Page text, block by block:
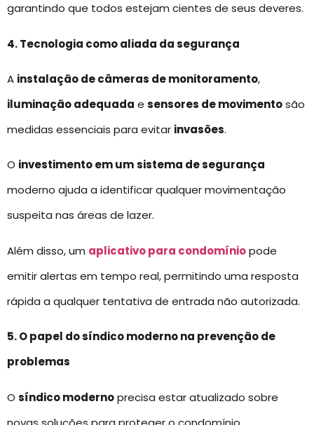
garantindo que todos estejam cientes de seus deveres.
4. Tecnologia como aliada da segurança
A instalação de câmeras de monitoramento,
iluminação adequada e sensores de movimentosão
medidas essenciais para evitar invasões.
O investimento em umsistema de segurança
moderno ajuda a identificar qualquer movimentação
suspeita nas áreas de lazer.
Além disso, um aplicativo para condomíniopode
emitir alertas em tempo real, permitindo uma resposta
rápida a qualquer tentativa de entrada não autorizada.
5. O papel do síndico moderno na prevenção de
problemas
O síndico modernoprecisa estar atualizado sobre